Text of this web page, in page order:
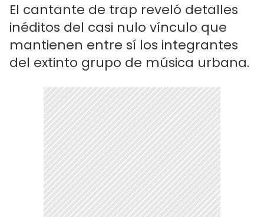
El cantante de trap reveló detalles
inéditos del casi nulo vínculo que
mantienen entre sí los integrantes
del extinto grupo de música urbana.